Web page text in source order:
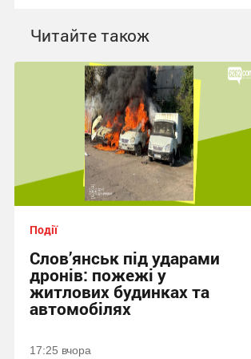
Читайте також
Події
Слов’янськ під ударами
дронів: пожежі у
житлових будинках та
автомобілях
17:25 вчора